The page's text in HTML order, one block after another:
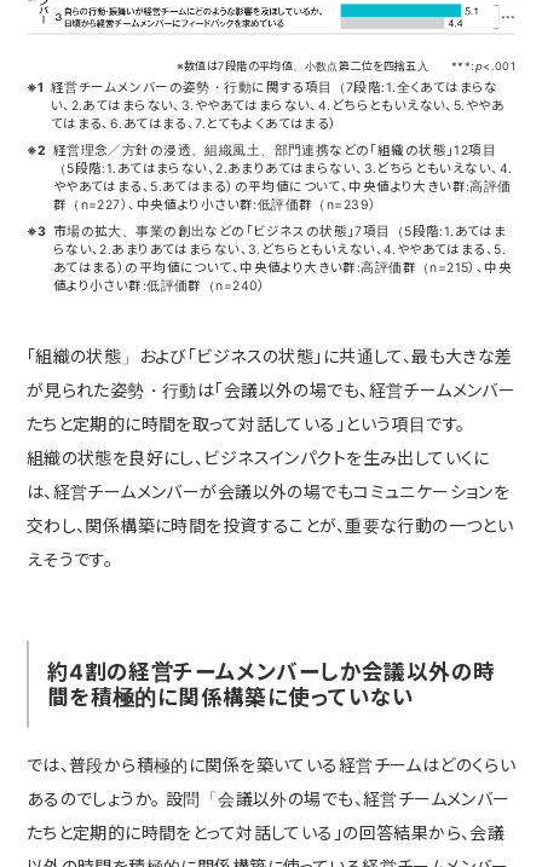
※数値は7段階の平均値、小数点第二位を四捨五入 ***:p<.001
※1 経営チームメンバーの姿勢・行動に関する項目（7段階:1.全くあてはまらな
い、2.あてはまらない、3.ややあてはまらない、4.どちらともいえない、5.ややあ
てはまる、6.あてはまる、7.とてもよくあてはまる）
※2 経営理念／方針の浸透、組織風土、部門連携などの「組織の状態」12項目
（5段階:1.あてはまらない、2.あまりあてはまらない、3.どちらともいえない、4.
ややあてはまる、5.あてはまる）の平均値について、中央値より大きい群:高評価
群（n=227）、中央値より小さい群:低評価群（n=239）
※3 市場の拡大、事業の創出などの「ビジネスの状態」7項目（5段階:1.あてはま
らない、2.あまりあてはまらない、3.どちらともいえない、4.ややあてはまる、5.
あてはまる）の平均値について、中央値より大きい群:高評価群（n=215）、中央
値より小さい群:低評価群（n=240）
「組織の状態」および「ビジネスの状態」に共通して、最も大きな差
が見られた姿勢・行動は「会議以外の場でも、経営チームメンバー
たちと定期的に時間を取って対話している」という項目です。
組織の状態を良好にし、ビジネスインパクトを生み出していくに
は、経営チームメンバーが会議以外の場でもコミュニケーションを
交わし、関係構築に時間を投資することが、重要な行動の一つとい
えそうです。
約4割の経営チームメンバーしか会議以外の時
間を積極的に関係構築に使っていない
では、普段から積極的に関係を築いている経営チームはどのくらい
あるのでしょうか。 設問「会議以外の場でも、経営チームメンバー
たちと定期的に時間をとって対話している」の回答結果から、会議